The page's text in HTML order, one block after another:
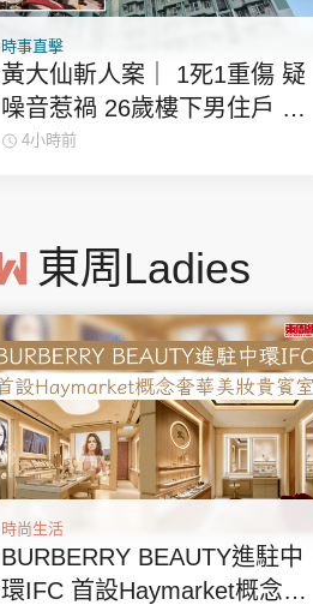
時事直擊
黃大仙斬人案｜ 1死1重傷 疑
噪音惹禍 26歲樓下男住戶 被
狂斬多刀命危 46歲樓上男住
4小時前
東周Ladies
時尚生活
BURBERRY BEAUTY進駐中
環IFC 首設Haymarket概念奢